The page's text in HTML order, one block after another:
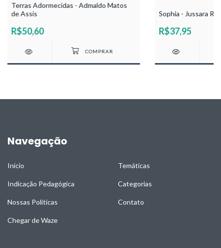
Terras Adormecidas - Admaldo Matos
de Assis
R$50,60
Sophia - Jussara
R$37,95
Navegação
Início Temáticas
Indicação Pedagógica Categorias
Nossas Políticas Contato
Chegar de Waze